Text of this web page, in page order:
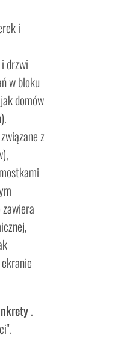
i
drzwi
w bloku
domów
z
.